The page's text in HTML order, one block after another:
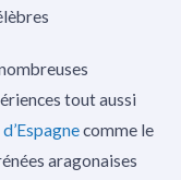
tout aussi
comme le
aragonaises